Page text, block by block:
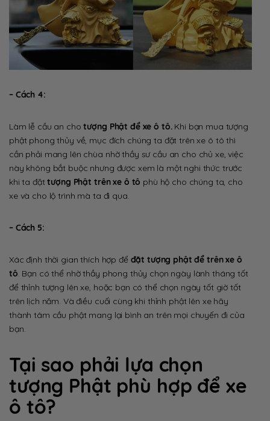
– Cách 4:
Làm lễ cầu an chotượng Phật để xe ô tô. Khi bạn mua tượng
phật phong thủy về, mục đích chúng ta đặt trên xe ô tô thì
cần phải mang lên chùa nhờ thầy sư cầu an cho chủ xe, việc
này không bắt buộc nhưng được xem là một nghi thức trước
khi ta đặttượng Phật trên xe ô tô phù hộ cho chúng ta, cho
xe và cho lộ trình mà ta đi qua.
– Cách 5:
Xác định thời gian thích hợp để đặt tượng phật để trên xe ô
tô . Bạn có thể nhờ thầy phong thủy chọn ngày lành tháng tốt
để thỉnh tượng lên xe, hoặc bạn có thể chọn ngày tốt giờ tốt
trên lịch năm. Và điều cuối cùng khi thỉnh phật lên xe hãy
thành tâm cầu phật mang lại bình an trên mọi chuyến đi của
bạn.
Tại sao phải lựa chọn
tượng Phật phù hợp để xe
ô tô?